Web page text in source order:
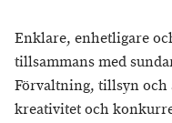
Enklare, enhetligare
tillsammans med
Förvaltning, tillsyn och
kreativitet och